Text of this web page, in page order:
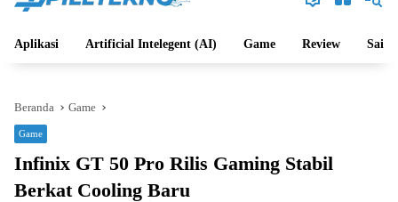
Aplikasi Artificial Intelegent (AI) Game Review Sains
Beranda Game
Game
Infinix GT 50 Pro Rilis Gaming Stabil
Berkat Cooling Baru